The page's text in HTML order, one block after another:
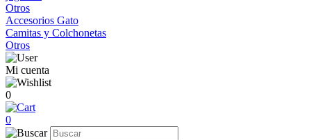
Otros
Accesorios Gato
Camitas y Colchonetas
Otros
Mi cuenta
0
0